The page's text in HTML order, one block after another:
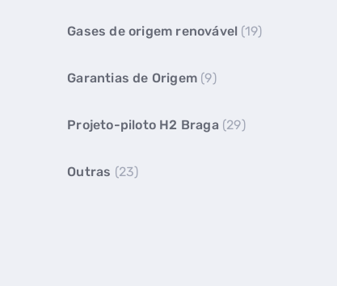
Gases de origem renovável (19)
Garantias de Origem (9)
Projeto-piloto H2 Braga (29)
Outras (23)